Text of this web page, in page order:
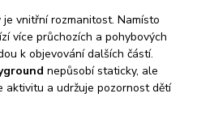
vnitřní rozmanitost. Namísto
více průchozích a pohybových
k objevování dalších částí.
nepůsobí staticky, ale
aktivitu a udržuje pozornost dětí